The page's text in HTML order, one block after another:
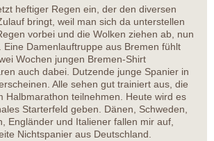
heftiger Regen ein, der den diversen
bringt, weil man sich da unterstellen
vorbei und die Wolken ziehen ab, nun
Eine Damenlauftruppe aus Bremen fühlt
Wochen jungen Bremen-Shirt
auch dabei. Dutzende junge Spanier in
Alle sehen gut trainiert aus, die
Halbmarathon teilnehmen. Heute wird es
Starterfeld geben. Dänen, Schweden,
Engländer und Italiener fallen mir auf,
Nichtspanier aus Deutschland.